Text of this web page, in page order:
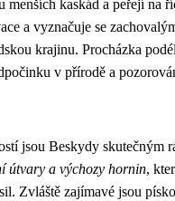
menších kaskád a peřejí na
a vyznačuje se
krajinu. Procházka
v přírodě a
jsou Beskydy skutečným
útvary a výchozy hornin,
Zvláště zajímavé jsou